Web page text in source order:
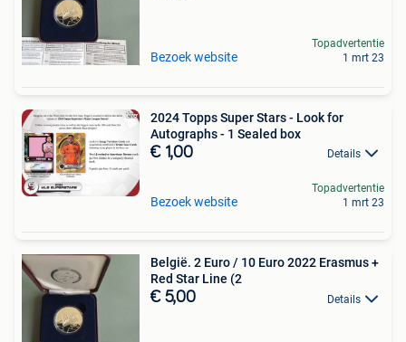
Bezoek website
Topadvertentie
1 mrt 23
2024 Topps Super Stars - Look for
Autographs - 1 Sealed box
€ 1,00 Details
Bezoek website
Topadvertentie
1 mrt 23
België. 2 Euro / 10 Euro 2022 Erasmus +
Red Star Line (2
€ 5,00 Details